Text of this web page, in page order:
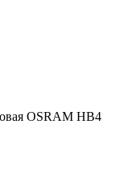
OSRAM HB4